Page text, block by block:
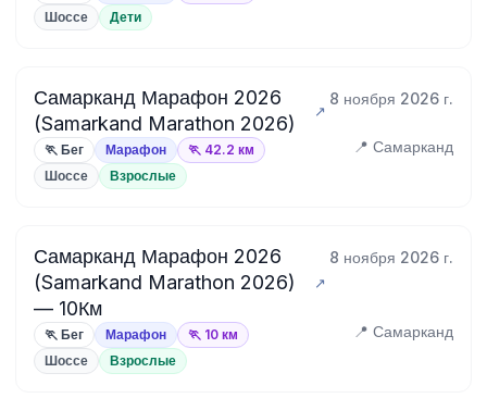
Шоссе Дети
Самарканд Марафон 2026
(Samarkand Marathon 2026)
8 ноября 2026 г.
🏃 Бег Марафон 🏃 42.2 км 📍 Самарканд
Шоссе Взрослые
Самарканд Марафон 2026
(Samarkand Marathon 2026)
— 10Км
8 ноября 2026 г.
🏃 Бег Марафон 🏃 10 км 📍 Самарканд
Шоссе Взрослые